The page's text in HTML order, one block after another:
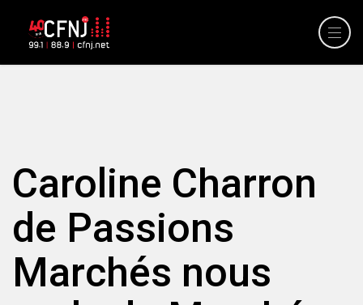
Caroline Charron
de Passions
Marchés nous